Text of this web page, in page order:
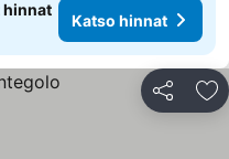
hinnat
Katso hinnat
Jaa